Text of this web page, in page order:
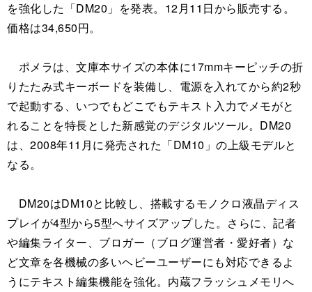
を強化した「DM20」を発表。12月11日から販売する。
価格は34,650円。
ポメラは、文庫本サイズの本体に17mmキーピッチの折
りたたみ式キーボードを装備し、電源を入れてから約2秒
で起動する、いつでもどこでもテキスト入力でメモがと
れることを特長とした新感覚のデジタルツール。DM20
は、2008年11月に発売された「DM10」の上級モデルと
なる。
DM20はDM10と比較し、搭載するモノクロ液晶ディス
プレイが4型から5型へサイズアップした。さらに、記者
や編集ライター、ブロガー（ブログ運営者・愛好者）な
ど文章を各機械の多いヘビーユーザーにも対応できるよ
うにテキスト編集機能を強化。内蔵フラッシュメモリへ